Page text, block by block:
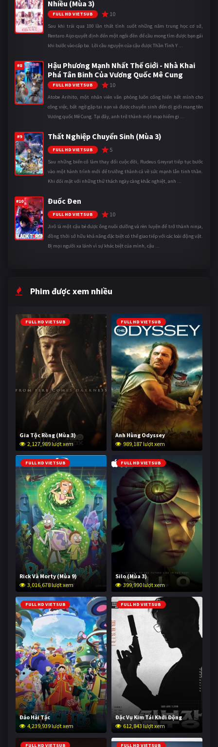
Nhiều (Mùa 3)
FULL HD VIETSUB 10
Sau khi trải qua 100 lần thất tình suốt những năm trung học cơ sở,
Rentaro Aijo quyết định đến một ngôi đền để cầu mong tìm được bạn gái
khi bước vào cấp ba. Lời cầu nguyện của cậu được Thần Tình Y ...
#8
Hậu Phương Mạnh Nhất Thế Giới - Nhà Khai
Phá Tân Binh Của Vương Quốc Mê Cung
FULL HD VIETSUB 10
Atobe Arihito, một nhân viên văn phòng luôn cống hiến hết mình cho
công việc, bất ngờ gặp tai nạn và được chuyển sinh đến dị giới mang tên
Vương quốc Mê Cung. Tại đây, anh trở thành một mạo hiểm gi ...
#9 Thất Nghiệp Chuyển Sinh (Mùa 3)
FULL HD VIETSUB 5
Sau những biến cố làm thay đổi cuộc đời, Rudeus Greyrat tiếp tục bước
vào một hành trình mới để trưởng thành cả về sức mạnh lẫn tinh thần.
Khi đối mặt với những thử thách ngày càng khắc nghiệt, anh ...
#10 Đuốc Đen
FULL HD VIETSUB 10
Jirô là một cậu bé được ông nuôi dưỡng và rèn luyện để trở thành ninja,
đồng thời sở hữu khả năng đặc biệt có thể giao tiếp với các loài động vật.
Bị mọi người xa lánh vì sự khác biệt của mình, cậu ...
Phim được xem nhiều
FULL HD VIETSUB
Gia Tộc Rồng (Mùa 3)
2,127,989 lượt xem
FULL HD VIETSUB
Anh Hùng Odyssey
989,187 lượt xem
FULL HD VIETSUB
Rick Và Morty (Mùa 9)
3,016,678 lượt xem
FULL HD VIETSUB
Silo (Mùa 3)
399,990 lượt xem
FULL HD VIETSUB
Đảo Hải Tặc
4,239,939 lượt xem
FULL HD VIETSUB
Đặc Vụ Kim Tái Khởi Động
612,843 lượt xem
FULL HD VIETSUB FULL HD VIETSUB